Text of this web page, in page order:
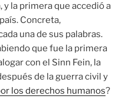
y la primera que accedió a
Concreta,
una de sus palabras.
que fue la primera
con el Sinn Fein, la
de la guerra civil y
los derechos humanos?